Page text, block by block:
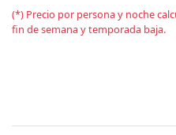
(*) Precio por persona y noche
fin de semana y temporada baja.